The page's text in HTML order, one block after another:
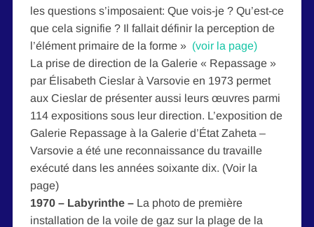
les questions s’imposaient: Que vois-je ? Qu’est-ce
que cela signifie ? Il fallait définir la perception de
l’élément primaire de la forme » (voir la page)
La prise de direction de la Galerie « Repassage »
par Élisabeth Cieslar à Varsovie en 1973 permet
aux Cieslar de présenter aussi leurs œuvres parmi
114 expositions sous leur direction. L’exposition de
Galerie Repassage à la Galerie d’État Zaheta –
Varsovie a été une reconnaissance du travaille
exécuté dans les années soixante dix. (Voir la
page)
1970 – Labyrinthe – La photo de première
installation de la voile de gaz sur la plage de la